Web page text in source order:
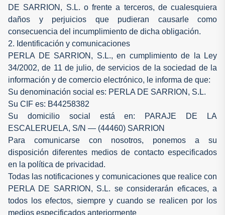
DE SARRION, S.L. o frente a terceros, de cualesquiera
daños y perjuicios que pudieran causarle como
consecuencia del incumplimiento de dicha obligación.
2. Identificación y comunicaciones
PERLA DE SARRION, S.L., en cumplimiento de la Ley
34/2002, de 11 de julio, de servicios de la sociedad de la
información y de comercio electrónico, le informa de que:
Su denominación social es: PERLA DE SARRION, S.L.
Su CIF es: B44258382
Su domicilio social está en: PARAJE DE LA
ESCALERUELA, S/N — (44460) SARRION
Para comunicarse con nosotros, ponemos a su
disposición diferentes medios de contacto especificados
en la política de privacidad.
Todas las notificaciones y comunicaciones que realice con
PERLA DE SARRION, S.L. se considerarán eficaces, a
todos los efectos, siempre y cuando se realicen por los
medios especificados anteriormente